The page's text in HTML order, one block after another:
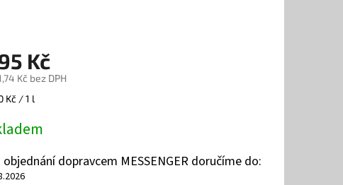
Kč
Kč bez DPH
Kč / 1 l
objednání dopravcem MESSENGER doručíme do: